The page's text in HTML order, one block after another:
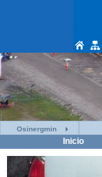
Osinergmin
Inicio